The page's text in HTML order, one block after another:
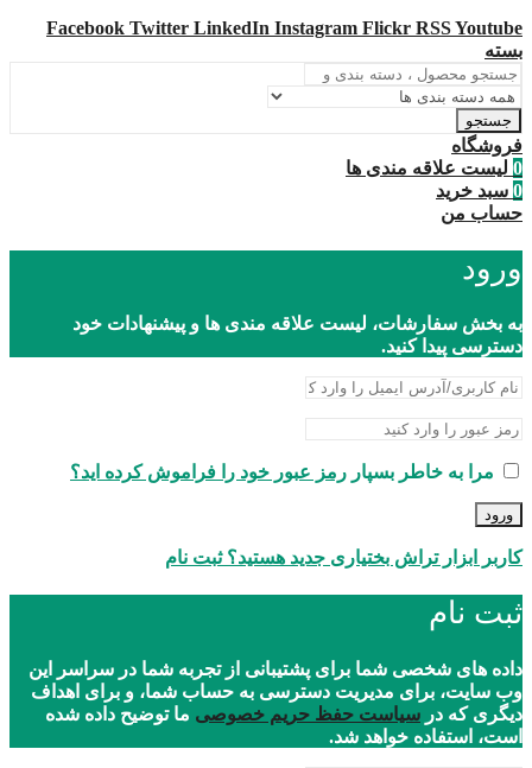
Facebook Twitter LinkedIn Instagram Flickr RSSYoutube
بسته
جستجو
فروشگاه
0 لیست علاقه مندی ها
0 سبد خرید
حساب من
ورود
به بخش سفارشات، لیست علاقه مندی ها و پیشنهادات خود
دسترسی پیدا کنید.
مرا به خاطر بسپار رمز عبور خود را فراموش کرده اید؟
ورود
کاربر ابزار تراش بختیاری جدید هستید؟ ثبت نام
ثبت نام
داده های شخصی شما برای پشتیبانی از تجربه شما در سراسر این
وب سایت، برای مدیریت دسترسی به حساب شما، و برای اهداف
دیگری که در سیاست حفظ حریم خصوصی ما توضیح داده شده
است، استفاده خواهد شد.